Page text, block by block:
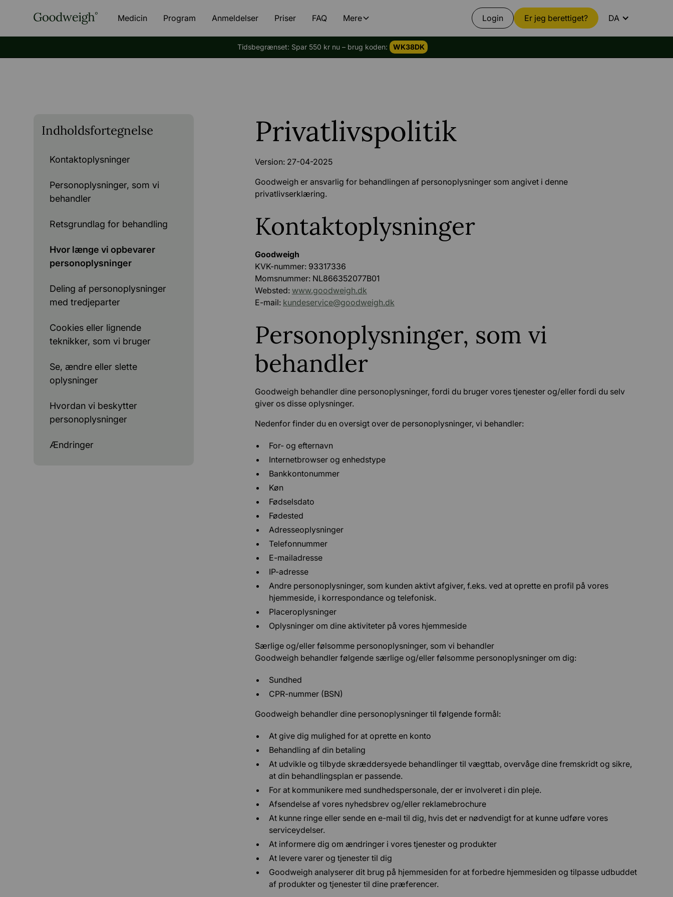
Medicin Program Anmeldelser Priser FAQ Mere Login Er jeg berettiget? DA
Tidsbegrænset: Spar 550 kr nu – brug koden: WK38DK
Indholdsfortegnelse
Kontaktoplysninger
Personoplysninger, som vi
behandler
Retsgrundlag for behandling
Hvor længe vi opbevarer
personoplysninger
Deling af personoplysninger
med tredjeparter
Cookies eller lignende
teknikker, som vi bruger
Se, ændre eller slette
oplysninger
Hvordan vi beskytter
personoplysninger
Ændringer
Privatlivspolitik
Version: 27-04-2025
Goodweigh er ansvarlig for behandlingen af personoplysninger som angivet i denne
privatlivserklæring.
Kontaktoplysninger
Goodweigh
‍KVK-nummer: 93317336
Momsnummer: NL866352077B01
Websted: www.goodweigh.dk
E-mail: kundeservice@goodweigh.dk
Personoplysninger, som vi
behandler
Goodweigh behandler dine personoplysninger, fordi du bruger vores tjenester og/eller fordi du selv
giver os disse oplysninger.
Nedenfor finder du en oversigt over de personoplysninger, vi behandler:
For- og efternavn
Internetbrowser og enhedstype
Bankkontonummer
Køn
Fødselsdato
Fødested
Adresseoplysninger
Telefonnummer
E-mailadresse
IP-adresse
Andre personoplysninger, som kunden aktivt afgiver, f.eks. ved at oprette en profil på vores
hjemmeside, i korrespondance og telefonisk.
Placeroplysninger
Oplysninger om dine aktiviteter på vores hjemmeside
Særlige og/eller følsomme personoplysninger, som vi behandler
Goodweigh behandler følgende særlige og/eller følsomme personoplysninger om dig:
Sundhed
CPR-nummer (BSN)
Goodweigh behandler dine personoplysninger til følgende formål:
At give dig mulighed for at oprette en konto
Behandling af din betaling
At udvikle og tilbyde skræddersyede behandlinger til vægttab, overvåge dine fremskridt og sikre,
at din behandlingsplan er passende.
For at kommunikere med sundhedspersonale, der er involveret i din pleje.
Afsendelse af vores nyhedsbrev og/eller reklamebrochure
At kunne ringe eller sende en e-mail til dig, hvis det er nødvendigt for at kunne udføre vores
serviceydelser.
At informere dig om ændringer i vores tjenester og produkter
At levere varer og tjenester til dig
Goodweigh analyserer dit brug på hjemmesiden for at forbedre hjemmesiden og tilpasse udbuddet
af produkter og tjenester til dine præferencer.